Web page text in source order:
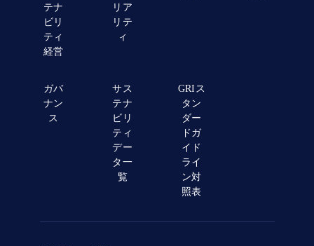
テナ
ビリ
ティ
経営
リア
リテ
ィ
ガバ
ナン
ス
サス
テナ
ビリ
ティ
デー
タ一
覧
GRIス
タン
ダー
ドガ
イド
ライ
ン対
照表